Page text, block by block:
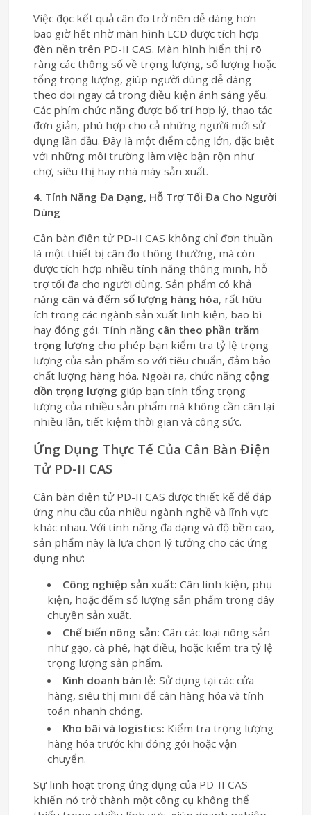
Việc đọc kết quả cân đo trở nên dễ dàng hơn
bao giờ hết nhờ màn hình LCD được tích hợp
đèn nền trên PD-II CAS. Màn hình hiển thị rõ
ràng các thông số về trọng lượng, số lượng hoặc
tổng trọng lượng, giúp người dùng dễ dàng
theo dõi ngay cả trong điều kiện ánh sáng yếu.
Các phím chức năng được bố trí hợp lý, thao tác
đơn giản, phù hợp cho cả những người mới sử
dụng lần đầu. Đây là một điểm cộng lớn, đặc biệt
với những môi trường làm việc bận rộn như
chợ, siêu thị hay nhà máy sản xuất.
4. Tính Năng Đa Dạng, Hỗ Trợ Tối Đa Cho Người
Dùng
Cân bàn điện tử PD-II CAS không chỉ đơn thuần
là một thiết bị cân đo thông thường, mà còn
được tích hợp nhiều tính năng thông minh, hỗ
trợ tối đa cho người dùng. Sản phẩm có khả
năng cân và đếm số lượng hàng hóa, rất hữu
ích trong các ngành sản xuất linh kiện, bao bì
hay đóng gói. Tính năng cân theo phần trăm
trọng lượng cho phép bạn kiểm tra tỷ lệ trọng
lượng của sản phẩm so với tiêu chuẩn, đảm bảo
chất lượng hàng hóa. Ngoài ra, chức năng cộng
dồn trọng lượng giúp bạn tính tổng trọng
lượng của nhiều sản phẩm mà không cần cân lại
nhiều lần, tiết kiệm thời gian và công sức.
Ứng Dụng Thực Tế Của Cân Bàn Điện
Tử PD-II CAS
Cân bàn điện tử PD-II CAS được thiết kế để đáp
ứng nhu cầu của nhiều ngành nghề và lĩnh vực
khác nhau. Với tính năng đa dạng và độ bền cao,
sản phẩm này là lựa chọn lý tưởng cho các ứng
dụng như:
Công nghiệp sản xuất: Cân linh kiện, phụ
kiện, hoặc đếm số lượng sản phẩm trong dây
chuyền sản xuất.
Chế biến nông sản: Cân các loại nông sản
như gạo, cà phê, hạt điều, hoặc kiểm tra tỷ lệ
trọng lượng sản phẩm.
Kinh doanh bán lẻ: Sử dụng tại các cửa
hàng, siêu thị mini để cân hàng hóa và tính
toán nhanh chóng.
Kho bãi và logistics: Kiểm tra trọng lượng
hàng hóa trước khi đóng gói hoặc vận
chuyển.
Sự linh hoạt trong ứng dụng của PD-II CAS
khiến nó trở thành một công cụ không thể